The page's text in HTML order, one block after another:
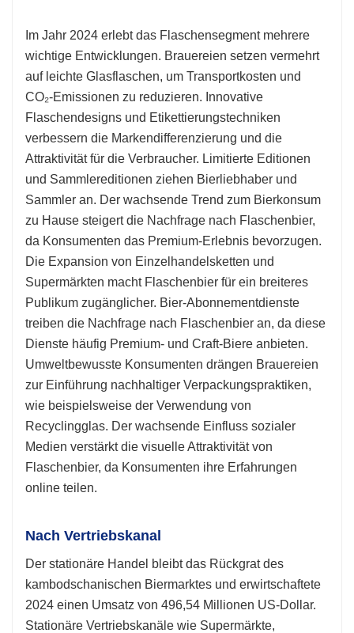
Im Jahr 2024 erlebt das Flaschensegment mehrere
wichtige Entwicklungen. Brauereien setzen vermehrt
auf leichte Glasflaschen, um Transportkosten und
CO₂-Emissionen zu reduzieren. Innovative
Flaschendesigns und Etikettierungstechniken
verbessern die Markendifferenzierung und die
Attraktivität für die Verbraucher. Limitierte Editionen
und Sammlereditionen ziehen Bierliebhaber und
Sammler an. Der wachsende Trend zum Bierkonsum
zu Hause steigert die Nachfrage nach Flaschenbier,
da Konsumenten das Premium-Erlebnis bevorzugen.
Die Expansion von Einzelhandelsketten und
Supermärkten macht Flaschenbier für ein breiteres
Publikum zugänglicher. Bier-Abonnementdienste
treiben die Nachfrage nach Flaschenbier an, da diese
Dienste häufig Premium- und Craft-Biere anbieten.
Umweltbewusste Konsumenten drängen Brauereien
zur Einführung nachhaltiger Verpackungspraktiken,
wie beispielsweise der Verwendung von
Recyclingglas. Der wachsende Einfluss sozialer
Medien verstärkt die visuelle Attraktivität von
Flaschenbier, da Konsumenten ihre Erfahrungen
online teilen.
Nach Vertriebskanal
Der stationäre Handel bleibt das Rückgrat des
kambodschanischen Biermarktes und erwirtschaftete
2024 einen Umsatz von 496,54 Millionen US-Dollar.
Stationäre Vertriebskanäle wie Supermärkte,